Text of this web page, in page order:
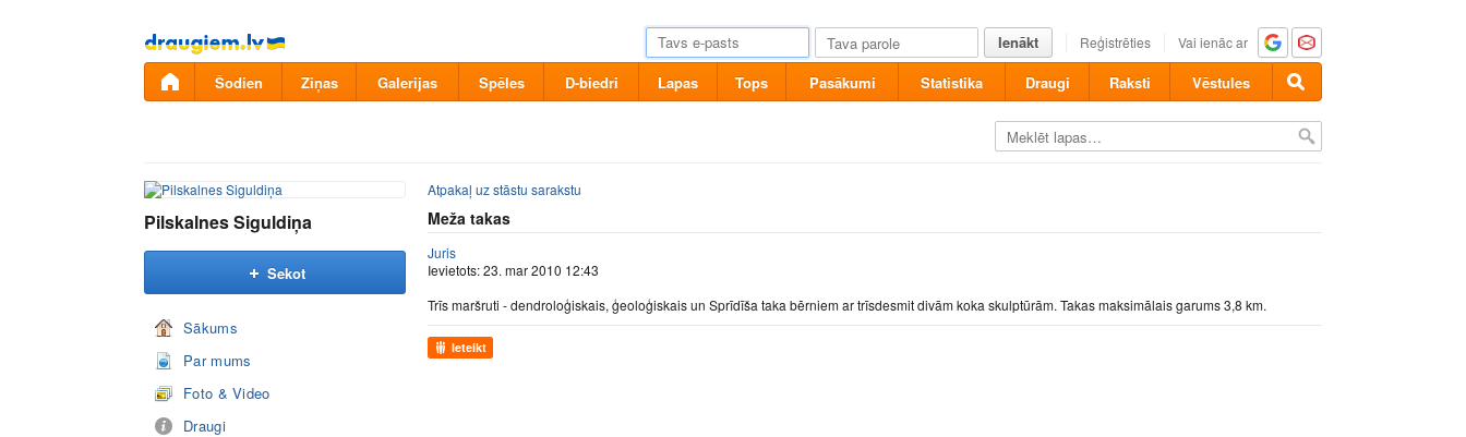
Pāriet
uz
saturu
Ienākt Reģistrēties Vai ienāc ar
Šodien Ziņas Galerijas Spēles D-biedri Lapas Tops Pasākumi Statistika Draugi Raksti Vēstules
Pilskalnes Siguldiņa
Sekot
Sākums
Par mums
Foto & Video
Draugi
Atpakaļ uz stāstu sarakstu
Meža takas
Juris
Ievietots: 23. mar 2010 12:43
Trīs maršruti - dendroloģiskais, ģeoloģiskais un Sprīdīša taka bērniem ar trīsdesmit divām koka skulptūrām. Takas maksimālais garums 3,8 km.
Ieteikt